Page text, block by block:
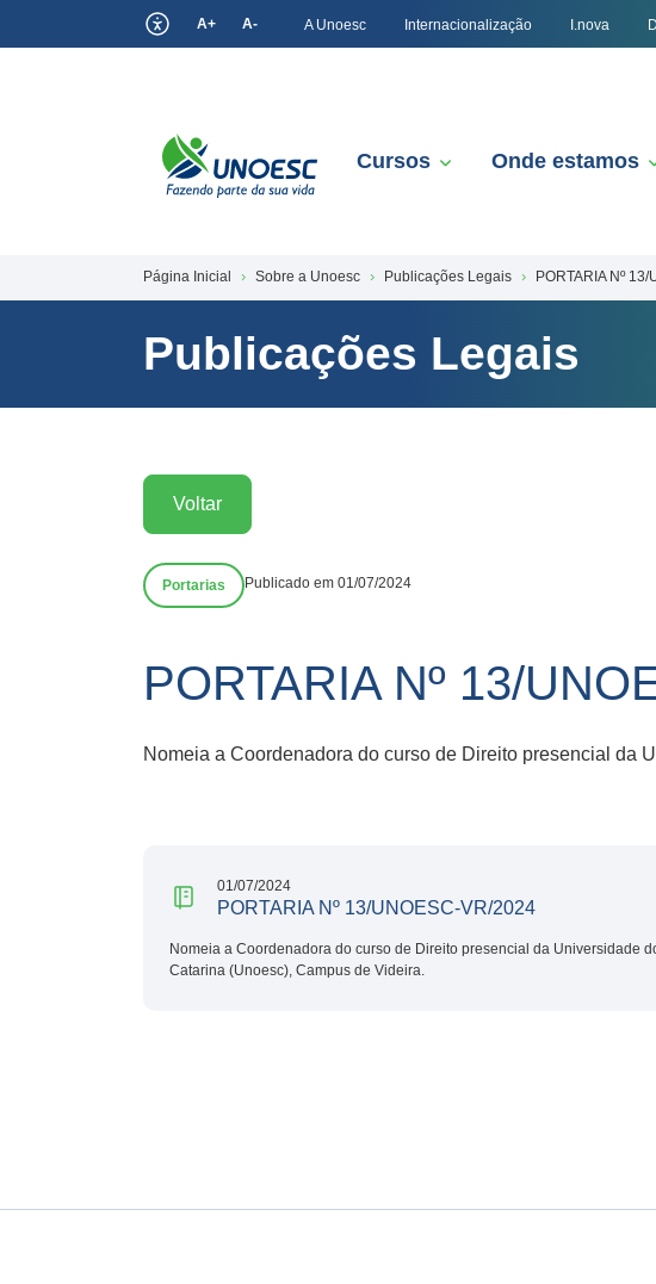
A+ A- A Unoesc Internacionalização I.nova
Cursos Onde estamos
Página Inicial Sobre a Unoesc Publicações Legais PORTARIA Nº
Publicações Legais
Voltar
Portarias Publicado em 01/07/2024
PORTARIA Nº 13/
Nomeia a Coordenadora do curso de Direito presencial da
01/07/2024
PORTARIA Nº 13/UNOESC-VR/2024
Nomeia a Coordenadora do curso de Direito presencial da Universidade
Catarina (Unoesc), Campus de Videira.